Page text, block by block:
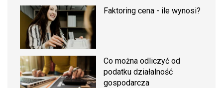
Faktoring cena - ile wynosi?
Co można odliczyć od
podatku działalność
gospodarcza